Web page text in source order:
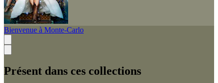
Bienvenue à Monte-Carlo
Présent dans ces collections